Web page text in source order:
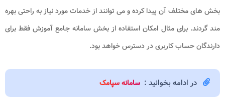
بخش های مختلف آن پیدا کرده و می توانند از خدمات مورد نیاز به راحتی بهره
مند گردند. برای مثال امکان استفاده از بخش سامانه جامع آموزش فقط برای
دارندگان حساب کاربری در دسترس خواهد بود.
در ادامه بخوانید : سامانه سپامک